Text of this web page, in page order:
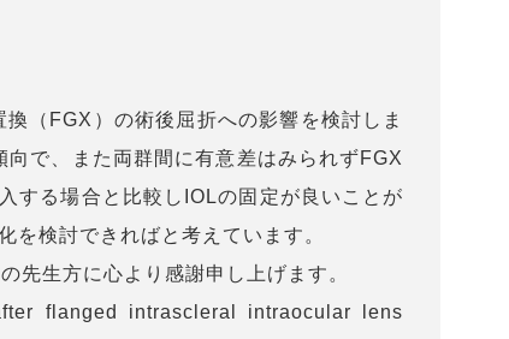
（FGX）の術後屈折への影響を検討しま
で、また両群間に有意差はみられずFGX
する場合と比較しIOLの固定が良いことが
検討できればと考えています。
先生方に心より感謝申し上げます。
flanged intrascleral intraocular lens